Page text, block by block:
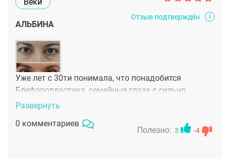
Отзыв подтверждён i
АЛЬБИНА
Уже лет с 30ти понимала, что понадобится
Блефаропластика, семейные глаза с сильно
нависшим веком, плюс еще грыжи. Врача выбрала
Ибрагимов Руслан сразу располагает к себе,
Развернуть
0 комментариев
Полезно: 3 -4